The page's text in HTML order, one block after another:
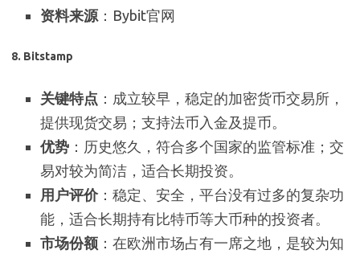
资料来源 ：Bybit官网
8. Bitstamp
关键特点 ：成立较早，稳定的加密货币交易所，
提供现货交易；支持法币入金及提币。
优势 ：历史悠久，符合多个国家的监管标准；交
易对较为简洁，适合长期投资。
用户评价：稳定、安全，平台没有过多的复杂功
能，适合长期持有比特币等大币种的投资者。
市场份额 ：在欧洲市场占有一席之地，是较为知